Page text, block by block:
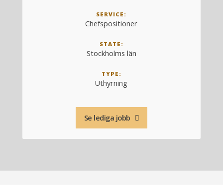
SERVICE:
Chefspositioner
STATE:
Stockholms län
TYPE:
Uthyrning
Se lediga jobb